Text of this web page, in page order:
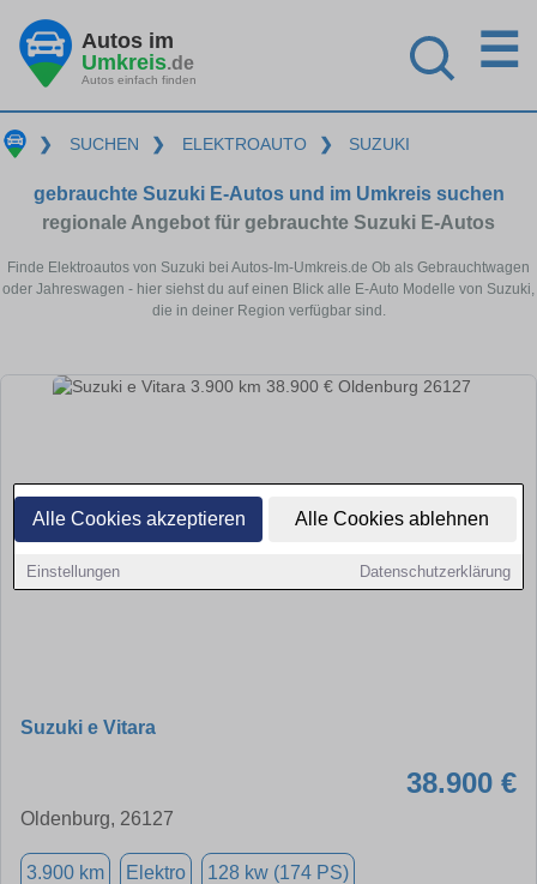
Alle Cookies akzeptieren Alle Cookies ablehnen
Einstellungen Datenschutzerklärung
Autos im
Umkreis.de
Autos einfach finden
☰
❯ SUCHEN ❯ ELEKTROAUTO ❯ SUZUKI
gebrauchte Suzuki E-Autos und im Umkreis suchen
regionale Angebot für gebrauchte Suzuki E-Autos
Finde Elektroautos von Suzuki bei Autos-Im-Umkreis.de Ob als Gebrauchtwagen
oder Jahreswagen - hier siehst du auf einen Blick alle E-Auto Modelle von Suzuki,
die in deiner Region verfügbar sind.
Suzuki e Vitara
38.900 €
Oldenburg, 26127
3.900 km Elektro 128 kw (174 PS)